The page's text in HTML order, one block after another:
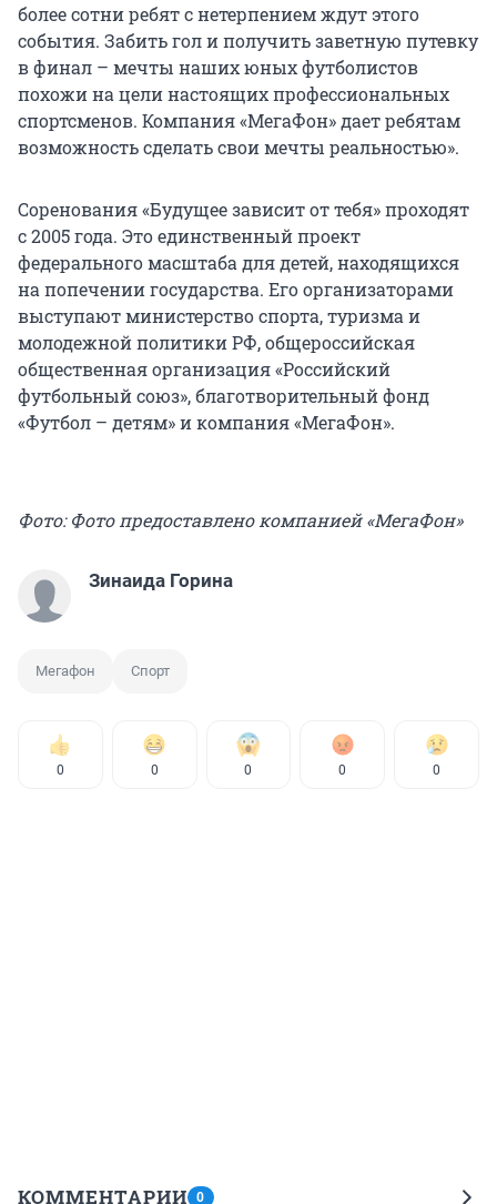
более сотни ребят с нетерпением ждут этого
события. Забить гол и получить заветную путевку
в финал – мечты наших юных футболистов
похожи на цели настоящих профессиональных
спортсменов. Компания «МегаФон» дает ребятам
возможность сделать свои мечты реальностью».
Соренования «Будущее зависит от тебя» проходят
с 2005 года. Это единственный проект
федерального масштаба для детей, находящихся
на попечении государства. Его организаторами
выступают министерство спорта, туризма и
молодежной политики РФ, общероссийская
общественная организация «Российский
футбольный союз», благотворительный фонд
«Футбол – детям» и компания «МегаФон».
Фото: Фото предоставлено компанией «МегаФон»
Зинаида Горина
Мегафон Спорт
0 0 0 0 0
КОММЕНТАРИИ 0